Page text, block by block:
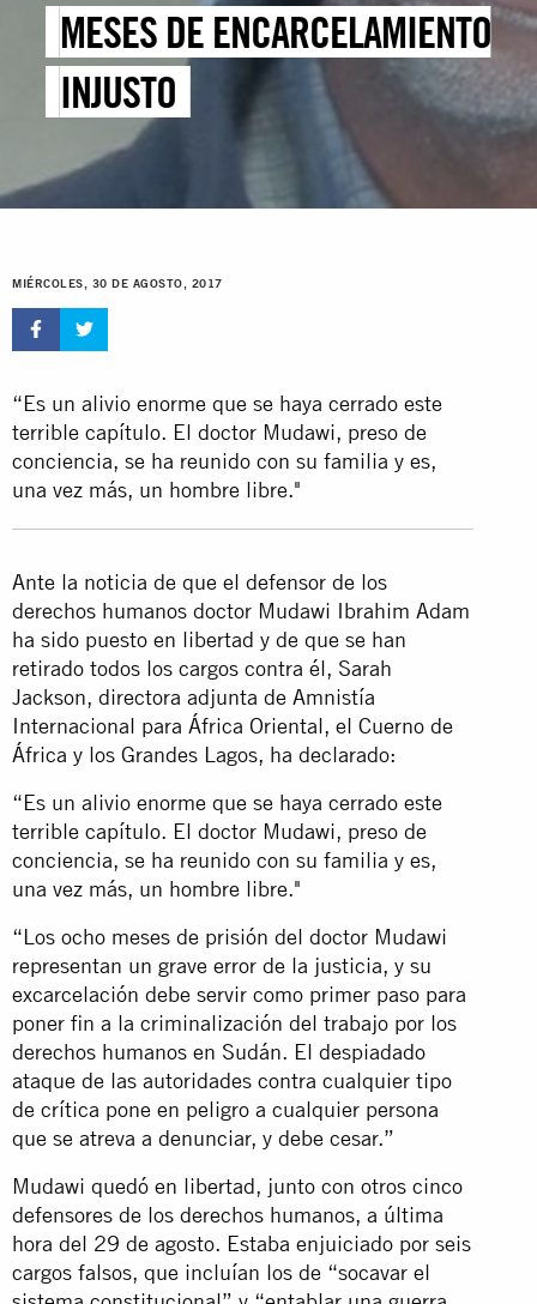
MESES DE ENCARCELAMIENTO
INJUSTO
MIÉRCOLES, 30 DE AGOSTO, 2017
“Es un alivio enorme que se haya cerrado este
terrible capítulo. El doctor Mudawi, preso de
conciencia, se ha reunido con su familia y es,
una vez más, un hombre libre."
Ante la noticia de que el defensor de los
derechos humanos doctor Mudawi Ibrahim Adam
ha sido puesto en libertad y de que se han
retirado todos los cargos contra él, Sarah
Jackson, directora adjunta de Amnistía
Internacional para África Oriental, el Cuerno de
África y los Grandes Lagos, ha declarado:
“Es un alivio enorme que se haya cerrado este
terrible capítulo. El doctor Mudawi, preso de
conciencia, se ha reunido con su familia y es,
una vez más, un hombre libre."
“Los ocho meses de prisión del doctor Mudawi
representan un grave error de la justicia, y su
excarcelación debe servir como primer paso para
poner fin a la criminalización del trabajo por los
derechos humanos en Sudán. El despiadado
ataque de las autoridades contra cualquier tipo
de crítica pone en peligro a cualquier persona
que se atreva a denunciar, y debe cesar.”
Mudawi quedó en libertad, junto con otros cinco
defensores de los derechos humanos, a última
hora del 29 de agosto. Estaba enjuiciado por seis
cargos falsos, que incluían los de “socavar el